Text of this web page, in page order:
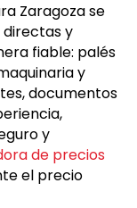
Zaragoza se
y
fiable: palés
y
documentos
y
de precios
el precio